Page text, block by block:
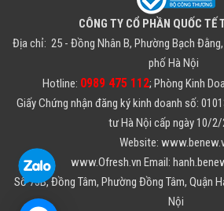
CÔNG TY CỔ PHẦN QUỐC TẾ
Địa chỉ: 25 - Đồng Nhân B, Phường Bạch Đằng,
phố Hà Nội
Hotline: 0989 475 112; Phòng Kinh
Giấy Chứng nhận đăng ký kinh doanh số:
tư Hà Nội cấp ngày 10/2/
Website:
www.Ofresh.vn Email:
Số 73B, Đồng Tâm, Phường Đồng Tâm, Quận
Nội